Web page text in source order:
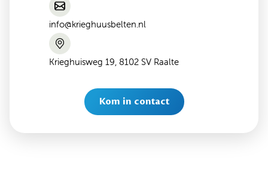
info@krieghuusbelten.nl
Krieghuisweg 19, 8102 SV Raalte
Kom in contact